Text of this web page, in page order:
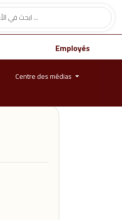
Employés
Centre des médias